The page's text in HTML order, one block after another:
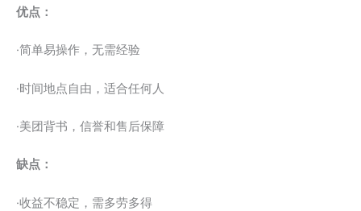
优点：
·简单易操作，无需经验
·时间地点自由，适合任何人
·美团背书，信誉和售后保障
缺点：
·收益不稳定，需多劳多得